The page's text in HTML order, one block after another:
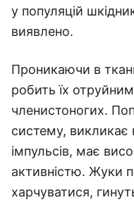
у популяцій
виявлено.
Проникаючи в
робить їх
членистоногих.
систему, викликає
імпульсів, має
активністю. Жуки
харчуватися,